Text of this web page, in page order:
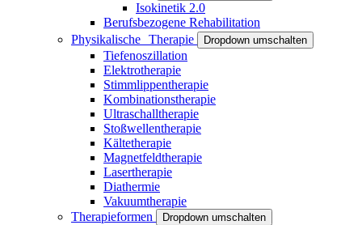
Isokinetik 2.0
Berufsbezogene Rehabilitation
Physikalische Therapie
Dropdown umschalten
Tiefenoszillation
Elektrotherapie
Stimmlippentherapie
Kombinationstherapie
Ultraschalltherapie
Stoßwellentherapie
Kältetherapie
Magnetfeldtherapie
Lasertherapie
Diathermie
Vakuumtherapie
Therapieformen
Dropdown umschalten